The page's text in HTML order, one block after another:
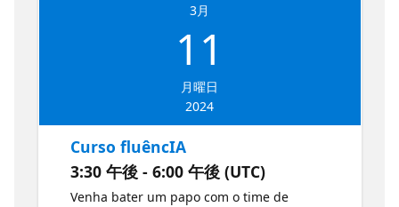
3月
11
月曜日
2024
Curso fluêncIA
3:30 午後 - 6:00 午後 (UTC)
Venha bater um papo com o time de